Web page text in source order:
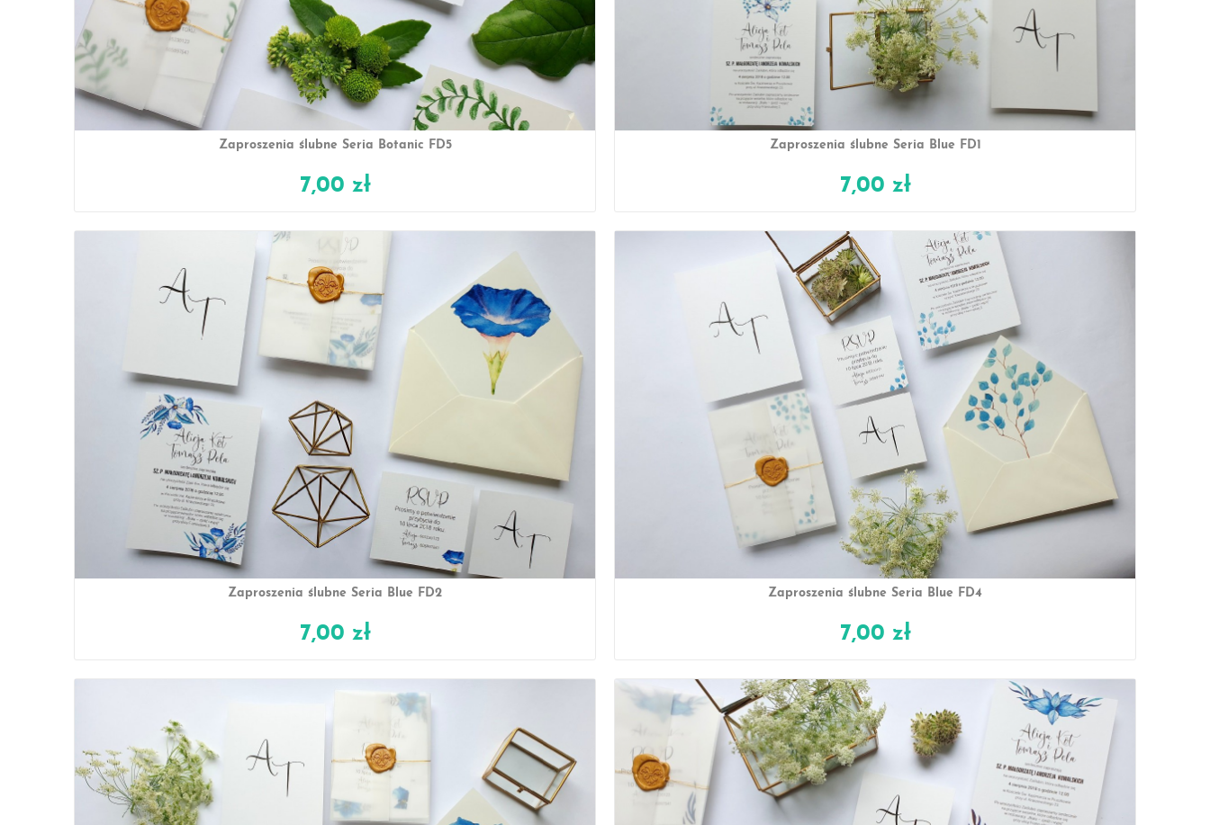
Zaproszenia ślubne Seria Botanic FD5
7,00 zł
Zaproszenia ślubne Seria Blue FD1
7,00 zł
Zaproszenia ślubne Seria Blue FD2
7,00 zł
Zaproszenia ślubne Seria Blue FD4
7,00 zł